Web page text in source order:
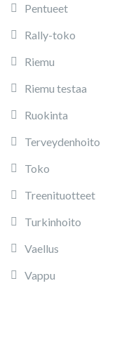
Pentueet
Rally-toko
Riemu
Riemu testaa
Ruokinta
Terveydenhoito
Toko
Treenituotteet
Turkinhoito
Vaellus
Vappu